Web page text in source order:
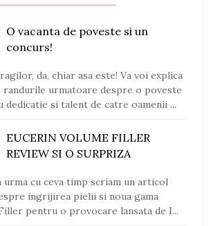
O vacanta de poveste si un
concurs!
da, chiar asa este! Va voi explica
randurile urmatoare despre o poveste
dedicatie si talent de catre oamenii ...
EUCERIN VOLUME FILLER
REVIEW SI O SURPRIZA
urma cu ceva timp scriam un articol
ingrijirea pielii si noua gama
pentru o provocare lansata de I...